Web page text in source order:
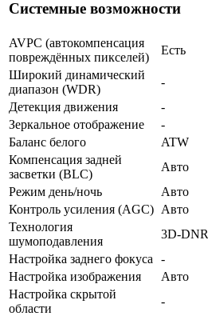
Системные возможности
AVPC (автокомпенсация
повреждённых пикселей)
Есть
Широкий динамический
диапазон (WDR)
-
Детекция движения
-
Зеркальное отображение
-
Баланс белого
ATW
Компенсация задней
засветки (BLC)
Авто
Режим день/ночь
Авто
Контроль усиления (AGC) Авто
Технология
шумоподавления
3D-DNR
Настройка заднего фокуса
-
Настройка изображения
Авто
Настройка скрытой
области
-